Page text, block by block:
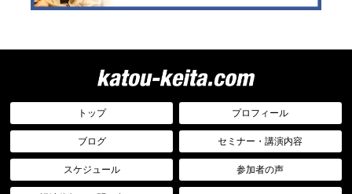
トップ プロフィール
ブログ セミナー・講演内容
スケジュール 参加者の声